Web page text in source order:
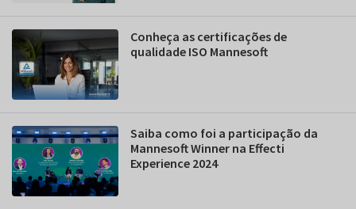
Conheça as certificações de
qualidade ISO Mannesoft
Saiba como foi a participação da
Mannesoft Winner na Effecti
Experience 2024